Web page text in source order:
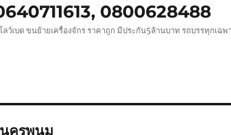
0800628488
ว์เบด ขนย้ายเครื่องจักร ราคาถูก มีประกัน5ล้านบาท รถบรรทุกเฉพ
ครพนม